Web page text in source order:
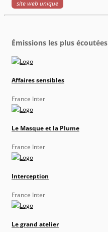
site web unique
Émissions les plus écoutées
Affaires sensibles
France Inter
Le Masque et la Plume
France Inter
Interception
France Inter
Le grand atelier